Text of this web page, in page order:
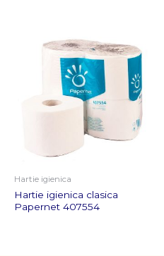
Hartie igienica
Hartie igienica clasica
Papernet 407554